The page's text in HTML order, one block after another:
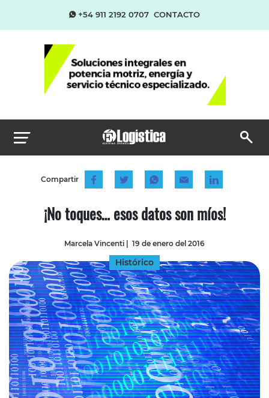
+54 911 2192 0707 CONTACTO
Compartir
¡No toques… esos datos son míos!
Marcela Vincenti | 19 de enero del 2016
Histórico